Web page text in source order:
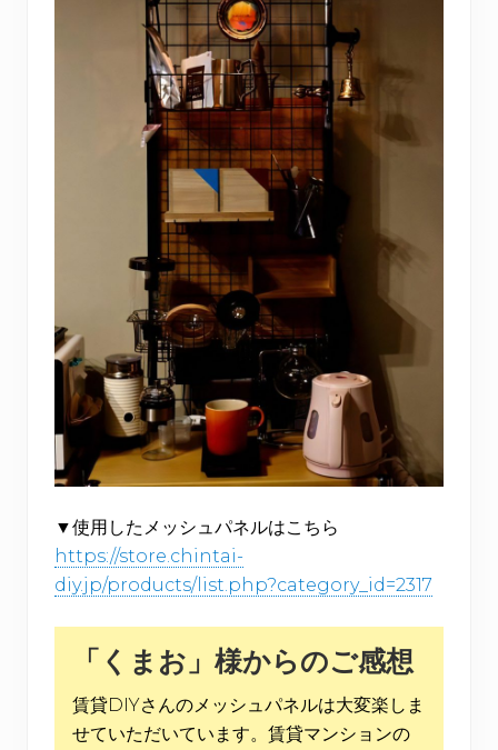
▼使用したメッシュパネルはこちら
https://store.chintai-
diy.jp/products/list.php?category_id=2317
「くまお」様からのご感想
賃貸DIYさんのメッシュパネルは大変楽しま
せていただいています。賃貸マンションの